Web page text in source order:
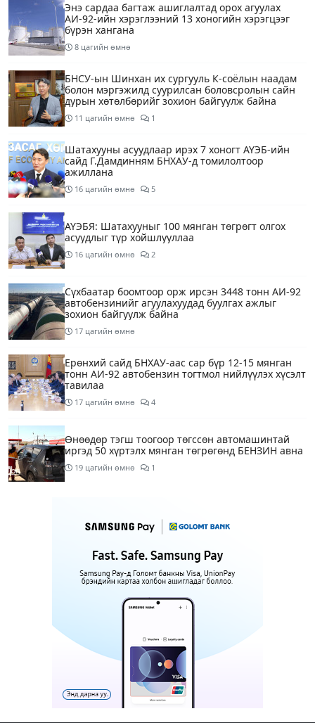
Энэ сардаа багтаж ашиглалтад орох агуулах
АИ-92-ийн хэрэглээний 13 хоногийн хэрэгцээг
бүрэн хангана
8 цагийн өмнө
БНСУ-ын Шинхан их сургууль К-соёлын наадам
болон мэргэжилд суурилсан боловсролын сайн
дурын хөтөлбөрийг зохион байгуулж байна
11 цагийн өмнө 1
Шатахууны асуудлаар ирэх 7 хоногт АҮЭБ-ийн
сайд Г.Дамдинням БНХАУ-д томилолтоор
ажиллана
16 цагийн өмнө 5
АҮЭБЯ: Шатахууныг 100 мянган төгрөгт олгох
асуудлыг түр хойшлууллаа
16 цагийн өмнө 2
Сүхбаатар боомтоор орж ирсэн 3448 тонн АИ-92
автобензинийг агуулахуудад буулгах ажлыг
зохион байгуулж байна
17 цагийн өмнө
Ерөнхий сайд БНХАУ-аас сар бүр 12-15 мянган
тонн АИ-92 автобензин тогтмол нийлүүлэх хүсэлт
тавилаа
17 цагийн өмнө 4
Өнөөдөр тэгш тоогоор төгссөн автомашинтай
иргэд 50 хүртэлх мянган төгрөгөнд БЕНЗИН авна
19 цагийн өмнө 1
Өнөөдөр” Аавуудын баяр”-ын өдөр
21 цагийн өмнө
Улаанбаатарт 31 хэм дулаан байна
1 өдрийн өмнө
МАРГААШ: Улаанбаатарт 31 хэм дулаан байна